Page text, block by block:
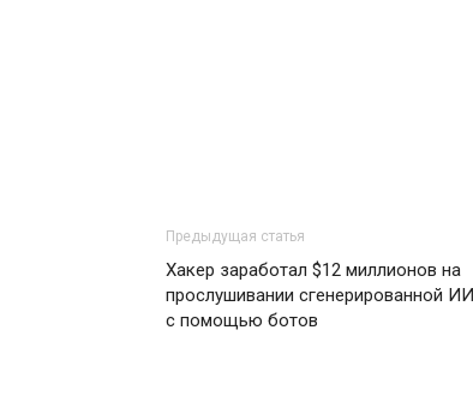
Предыдущая статья
Хакер заработал $12 миллионов на
прослушивании сгенерированной
с помощью ботов